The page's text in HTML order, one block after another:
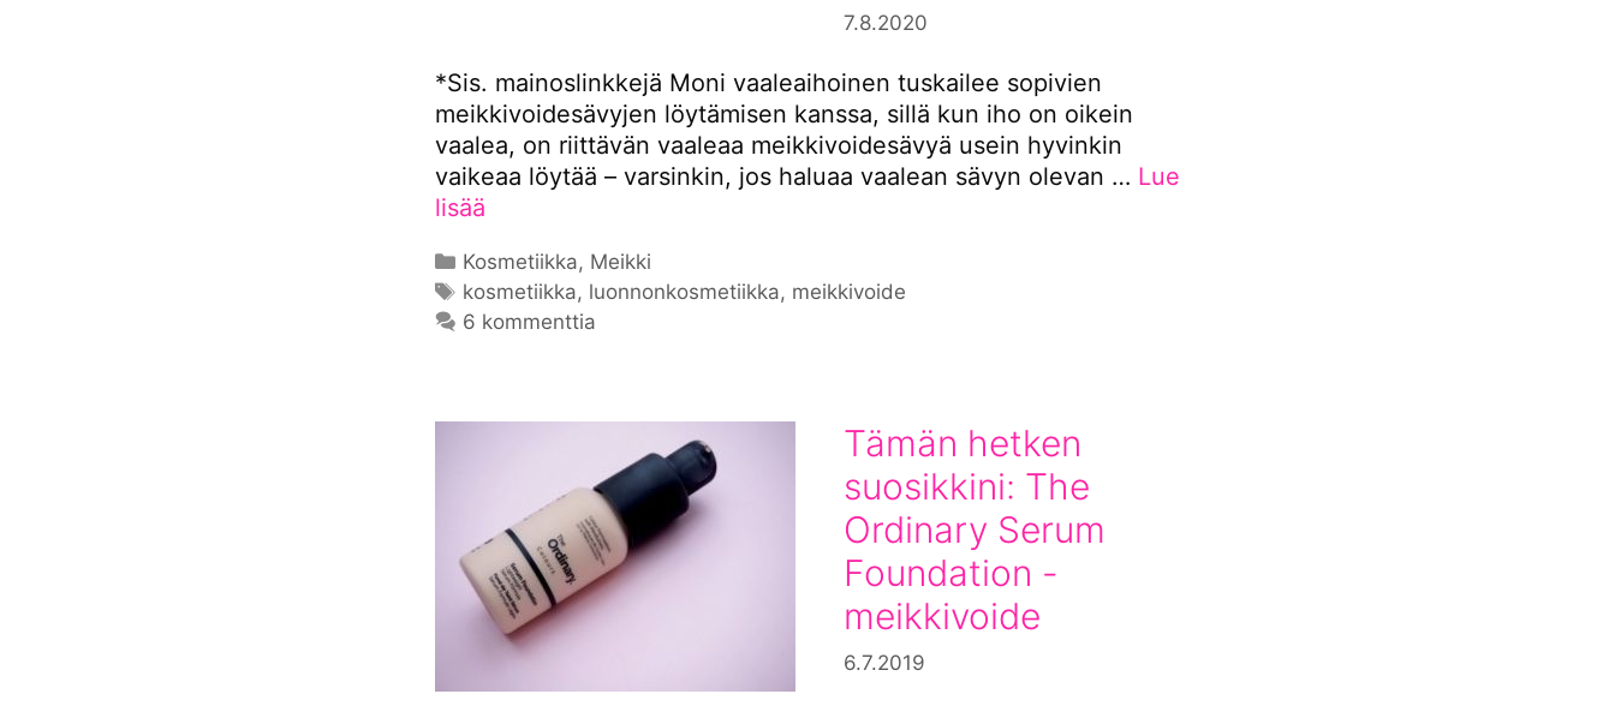
7.8.2020
*Sis. mainoslinkkejä Moni vaaleaihoinen tuskailee sopivien
meikkivoidesävyjen löytämisen kanssa, sillä kun iho on oikein
vaalea, on riittävän vaaleaa meikkivoidesävyä usein hyvinkin
vaikeaa löytää – varsinkin, jos haluaa vaalean sävyn olevan … Lue
lisää
Kategoriat
Kosmetiikka, Meikki
Avainsanat
kosmetiikka, luonnonkosmetiikka, meikkivoide
6 kommenttia
Tämän hetken
suosikkini: The
Ordinary Serum
Foundation -
meikkivoide
6.7.2019